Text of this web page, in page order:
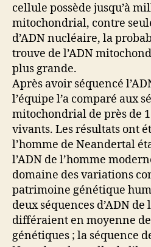
cellule possède jusqu’à
mitochondrial, contre
d’ADN nucléaire, la
trouve de l’ADN
plus grande.
Après avoir séquencé
l’équipe l’a comparé aux
mitochondrial de près de
vivants. Les résultats ont
l’homme de Neandertal
l’ADN de l’homme
domaine des variations
patrimoine génétique
deux séquences d’ADN
différaient en moyenne
génétiques ; la séquence